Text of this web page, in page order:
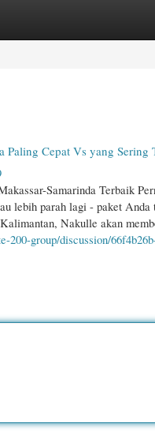
Paling Cepat Vs yang Sering
Samarinda Terbaik
lebih parah lagi - paket
Nakulle akan
group/discussion/